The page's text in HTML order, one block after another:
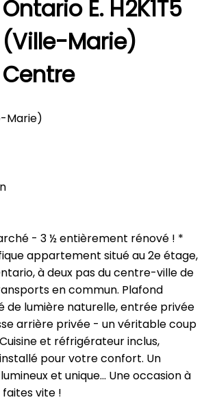
E. H2K1T5
Marie)
Marie)
- 3 ½ entièrement rénové ! *
appartement situé au 2e étage,
à deux pas du centre-ville de
en commun. Plafond
de lumière naturelle, entrée privée
arrière privée - un véritable coup
et réfrigérateur inclus,
pour votre confort. Un
et unique... Une occasion à
vite !